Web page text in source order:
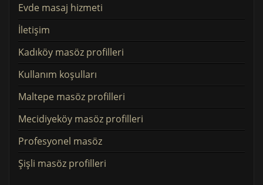
Evde masaj hizmeti
İletişim
Kadıköy masöz profilleri
Kullanım koşulları
Maltepe masöz profilleri
Mecidiyeköy masöz profilleri
Profesyonel masöz
Şişli masöz profilleri